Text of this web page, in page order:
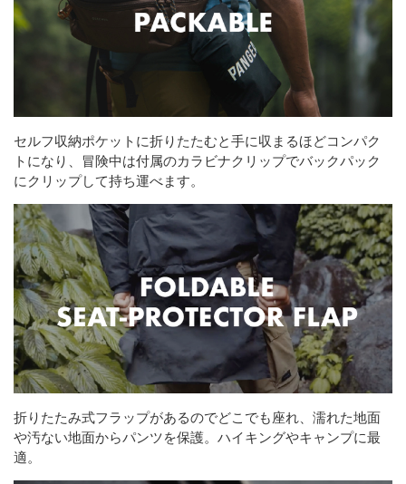
セルフ収納ポケットに折りたたむと手に収まるほどコンパク
トになり、冒険中は付属のカラビナクリップでバックパック
にクリップして持ち運べます。
折りたたみ式フラップがあるのでどこでも座れ、濡れた地面
や汚ない地面からパンツを保護。ハイキングやキャンプに最
適。